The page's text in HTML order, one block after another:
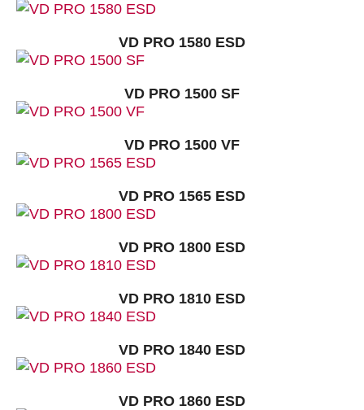
VD PRO 1580 ESD
VD PRO 1500 SF
VD PRO 1500 VF
VD PRO 1565 ESD
VD PRO 1800 ESD
VD PRO 1810 ESD
VD PRO 1840 ESD
VD PRO 1860 ESD